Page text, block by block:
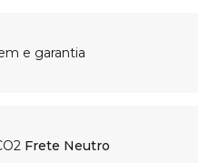
e garantia
Frete Neutro